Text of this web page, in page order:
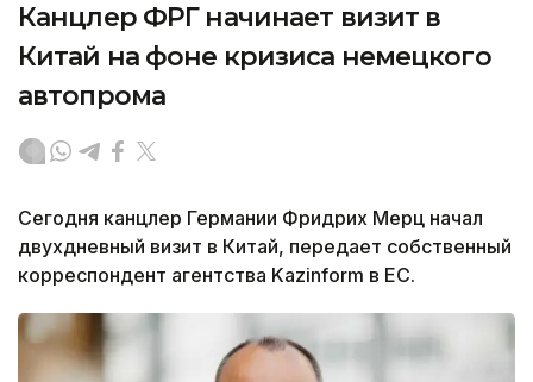
Канцлер ФРГ начинает визит в
Китай на фоне кризиса немецкого
автопрома
Сегодня канцлер Германии Фридрих Мерц начал
двухдневный визит в Китай, передает собственный
корреспондент агентства Kazinform в ЕС.